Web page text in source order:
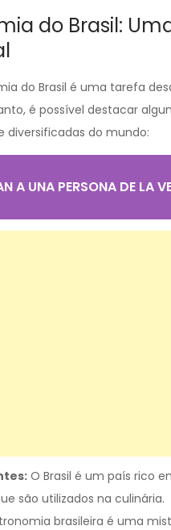
do Brasil:
do Brasil é uma tarefa
é possível destacar
diversificadas do mundo:
A UNA PERSONA DE LA
O Brasil é um país rico
são utilizados na culinária.
brasileira é uma